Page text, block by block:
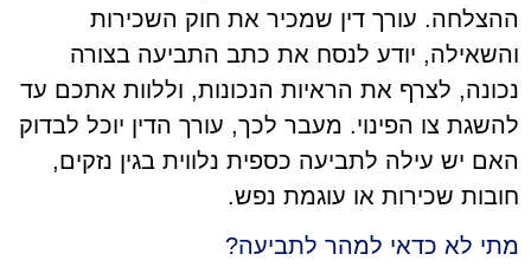
ההצלחה. עורך דין שמכיר את חוק השכירות
והשאילה, יודע לנסח את כתב התביעה בצורה
נכונה, לצרף את הראיות הנכונות, וללוות אתכם עד
להשגת צו הפינוי. מעבר לכך, עורך הדין יוכל לבדוק
האם יש עילה לתביעה כספית נלווית בגין נזקים,
חובות שכירות או עוגמת נפש.
מתי לא כדאי למהר לתביעה?